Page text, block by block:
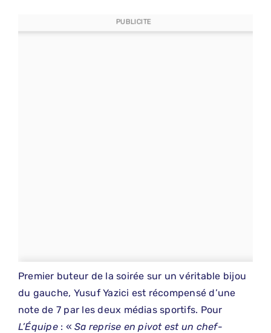
PUBLICITE
Premier buteur de la soirée sur un véritable bijou
du gauche, Yusuf Yazici est récompensé d’une
note de 7 par les deux médias sportifs. Pour
L’Équipe: «Sa reprise en pivot est un chef-